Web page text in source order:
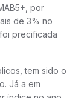
por
de 3% no
precificada
tem sido o
Já a em